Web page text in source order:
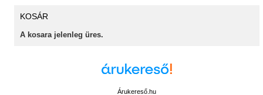
KOSÁR
A kosara jelenleg üres.
Árukereső.hu